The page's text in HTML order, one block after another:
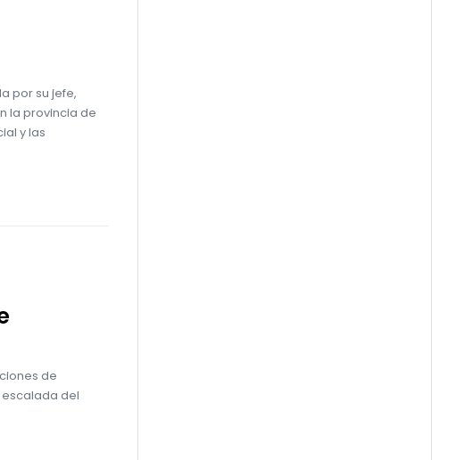
por su jefe,
la provincia de
y las
de
del